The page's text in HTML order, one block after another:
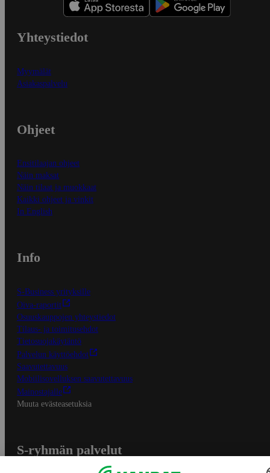
Yhteystiedot
Myymälät
Asiakaspalvelu
Ohjeet
Ensitilaajan ohjeet
Näin maksat
Näin tilaat ja muokkaat
Kaikki ohjeet ja vinkit
In English
Info
S-Business yrityksille
Oiva-raportit
Osuuskauppojen yhteystiedot
Tilaus- ja toimitusehdot
Tietosuojakäytäntö
Palvelun käyttöehdot
Saavutettavuus
Mobiilisovelluksen saavutettavuus
Mainostajalle
Muuta evästeasetuksia
S-ryhmän palvelut